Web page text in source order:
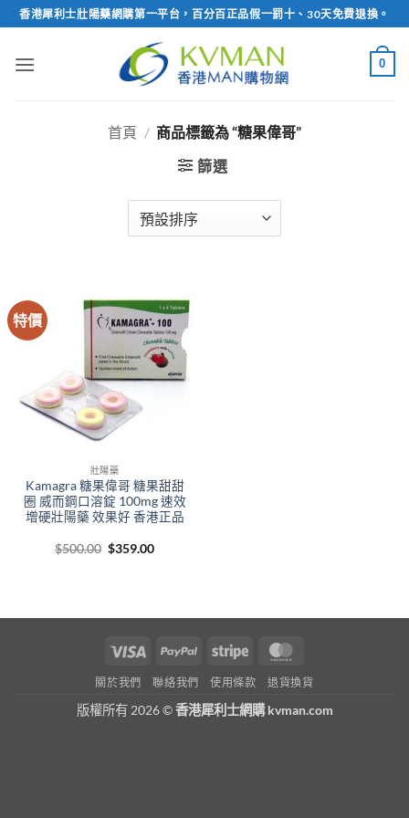
Skip
to
content
香港犀利士壯陽藥網購第一平台，百分百正品假一罰十、30天免費退換。
0
首頁 / 商品標籤為 “糖果偉哥”
篩選
特價
壯陽藥
Kamagra 糖果偉哥 糖果甜甜
圈 威而鋼口溶錠 100mg 速效
增硬壯陽藥 效果好 香港正品
$500.00 Original
$359.00Current
Visa PayPal Stripe
關於我們 聯絡我們 使用條款 退貨換貨
版權所有 2026 ©香港犀利士網購 kvman.com